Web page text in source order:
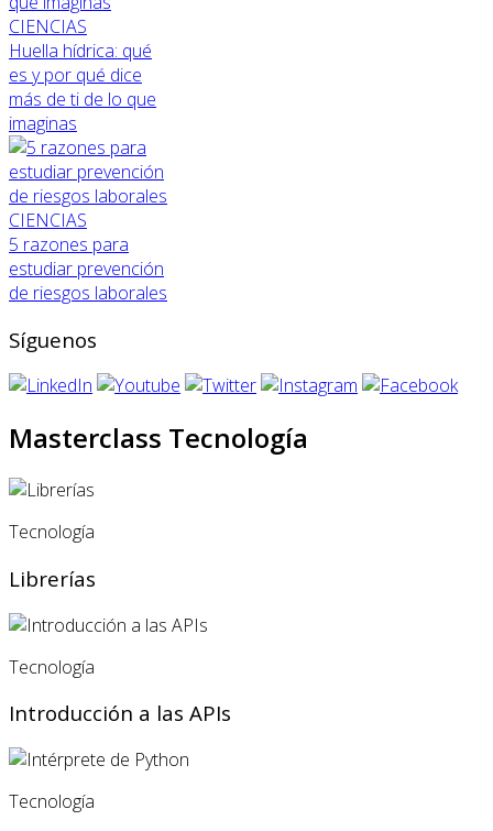
CIENCIAS
Huella hídrica: qué
es y por qué dice
más de ti de lo que
imaginas
CIENCIAS
5 razones para
estudiar prevención
de riesgos laborales
Síguenos
Masterclass Tecnología
Tecnología
Librerías
Tecnología
Introducción a las APIs
Tecnología